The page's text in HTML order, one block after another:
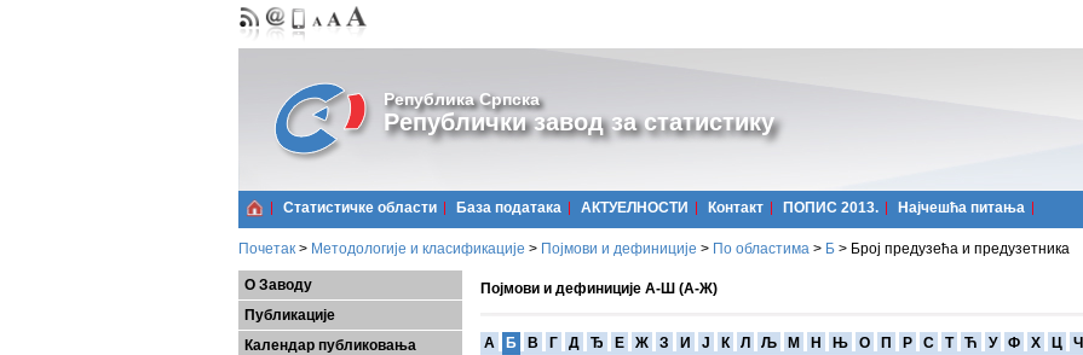
Република Српска
Републички завод за статистику
Статистичке области Базa података АКТУЕЛНОСТИ Контакт ПОПИС 2013. Најчешћa питања
Почетак > Методологије и класификације > Појмови и дефиниције > По областима > Б > Број предузећа и предузетника
О Заводу
Публикације
Календар публиковања
Појмови и дефиниције А-Ш (А-Ж)
A Б В Г Д Ђ Е Ж З И Ј К Л Љ М Н Њ О П Р С Т Ћ У Ф Х Ц Ч